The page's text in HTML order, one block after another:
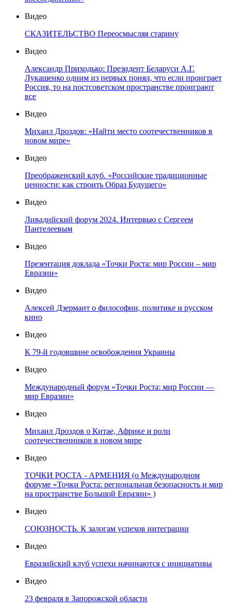
Видео
СКАЗИТЕЛЬСТВО Переосмысляя старину
Видео
Александр Приходько: Президент Беларуси А.Г.
Лукашенко одним из первых понял, что если проиграет
Россия, то на постсоветском пространстве проиграют
все
Видео
Михаил Дроздов: «Найти место соотечественников в
новом мире»
Видео
Преображенский клуб. «Российские традиционные
ценности: как строить Образ Будущего»
Видео
Ливадийский форум 2024. Интервью с Сергеем
Пантелеевым
Видео
Презентация доклада «Точки Роста: мир России – мир
Евразии»
Видео
Алексей Дзермант о философии, политике и русском
кино
Видео
К 79-й годовщине освобождения Украины
Видео
Международный форум «Точки Роста: мир России —
мир Евразии»
Видео
Михаил Дроздов о Китае, Африке и роли
соотечественников в новом мире
Видео
ТОЧКИ РОСТА - АРМЕНИЯ (о Международном
форуме «Точки Роста: региональная безопасность и мир
на пространстве Большой Евразии» )
Видео
СОЮЗНОСТЬ. К залогам успехов интеграции
Видео
Евразийский клуб успехи начинаются с инициативы
Видео
23 февраля в Запорожской области